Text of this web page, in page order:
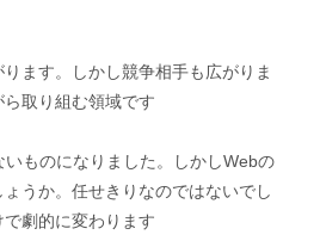
ます。しかし競争相手も広がりま
取り組む領域です
ものになりました。しかしWebの
うか。任せきりなのではないでし
劇的に変わります